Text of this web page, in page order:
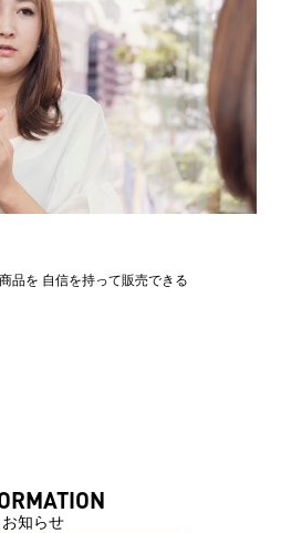
品を 自信を持って販売できる
お知らせ